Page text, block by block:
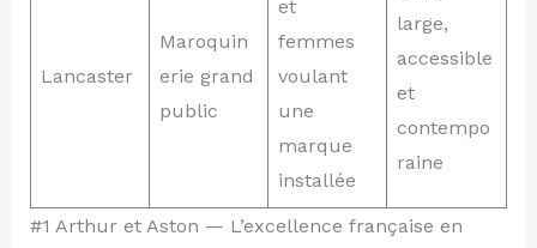
Lancaster
Maroquin
erie grand
public
et
femmes
voulant
une
marque
installée
large,
accessible
et
contempo
raine
#1 Arthur et Aston — L’excellence française en